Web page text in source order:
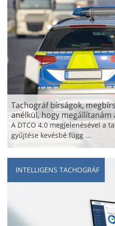
Tachográf bírságok,
anélkül, hogy megállítanám
A DTCO 4.0 megjelenésével a
gyűjtése kevésbé függ ...
INTELLIGENS TACHOGRÁF